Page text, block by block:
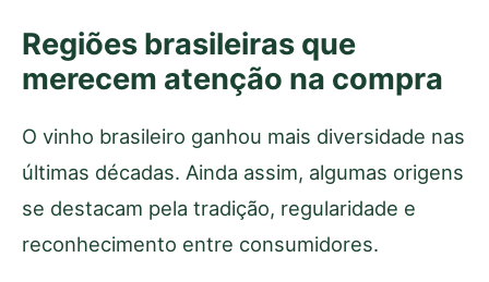
Regiões brasileiras que
merecem atenção na compra
O vinho brasileiro ganhou mais diversidade nas
últimas décadas. Ainda assim, algumas origens
se destacam pela tradição, regularidade e
reconhecimento entre consumidores.